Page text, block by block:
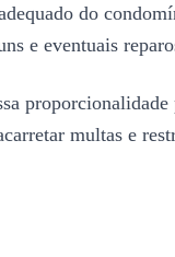
do
e eventuais
multas e